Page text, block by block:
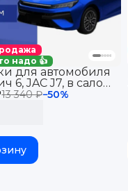
надо 👍
13 340 ₽−50%
для автомобиля
6, JAC J7, в салон
эва, eva 3д